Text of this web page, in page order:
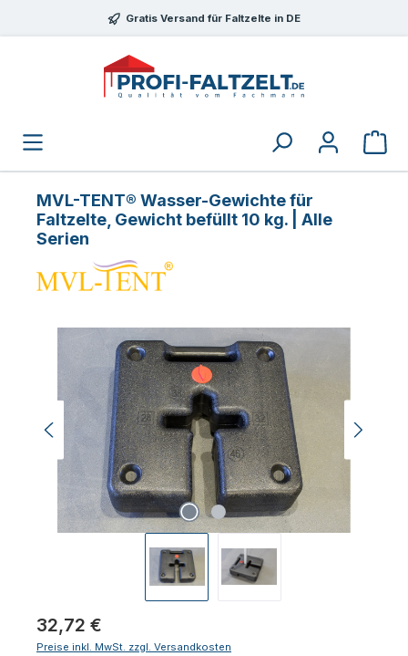
Zum Hauptinhalt springenGratis Versand für Faltzelte in DE
MVL-TENT® Wasser-Gewichte für
Faltzelte, Gewicht befüllt 10 kg. | Alle
Serien
Regulärer Preis:
32,72 €
Preise inkl. MwSt. zzgl. Versandkosten